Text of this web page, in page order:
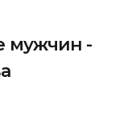
мужчин -